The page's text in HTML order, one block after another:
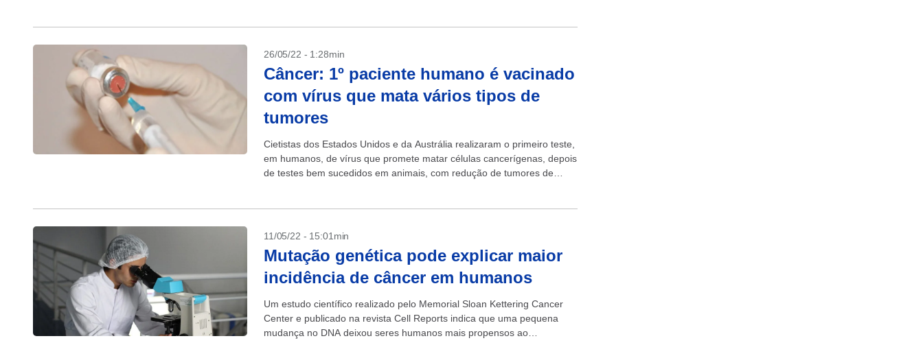
26/05/22 - 1:28min
Câncer: 1º paciente humano é vacinado
com vírus que mata vários tipos de
tumores
Cietistas dos Estados Unidos e da Austrália realizaram o primeiro teste,
em humanos, de vírus que promete matar células cancerígenas, depois
de testes bem sucedidos em animais, com redução de tumores de
11/05/22 - 15:01min
Mutação genética pode explicar maior
incidência de câncer em humanos
Um estudo científico realizado pelo Memorial Sloan Kettering Cancer
Center e publicado na revista Cell Reports indica que uma pequena
mudança no DNA deixou seres humanos mais propensos ao